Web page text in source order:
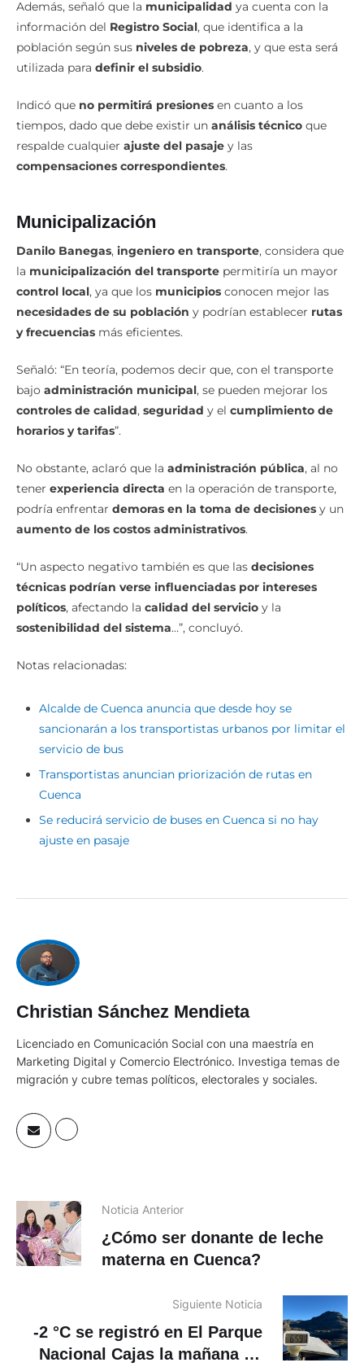
Además, señaló que la municipalidad ya cuenta con la
información del Registro Social, que identifica a la
población según sus niveles de pobreza, y que esta será
utilizada para definir el subsidio.
Indicó que no permitirá presiones en cuanto a los
tiempos, dado que debe existir un análisis técnico que
respalde cualquier ajuste del pasaje y las
compensaciones correspondientes.
Municipalización
Danilo Banegas, ingeniero en transporte, considera que
la municipalización del transporte permitiría un mayor
control local, ya que los municipios conocen mejor las
necesidades de su población y podrían establecer rutas
y frecuencias más eficientes.
Señaló: “En teoría, podemos decir que, con el transporte
bajo administración municipal, se pueden mejorar los
controles de calidad, seguridad y el cumplimiento de
horarios y tarifas”.
No obstante, aclaró que la administración pública, al no
tener experiencia directa en la operación de transporte,
podría enfrentar demoras en la toma de decisiones y un
aumento de los costos administrativos.
“Un aspecto negativo también es que las decisiones
técnicas podrían verse influenciadas por intereses
políticos, afectando la calidad del servicio y la
sostenibilidad del sistema…”, concluyó.
Notas relacionadas:
Alcalde de Cuenca anuncia que desde hoy se
sancionarán a los transportistas urbanos por limitar el
servicio de bus
Transportistas anuncian priorización de rutas en
Cuenca
Se reducirá servicio de buses en Cuenca si no hay
ajuste en pasaje
Christian Sánchez Mendieta
Licenciado en Comunicación Social con una maestría en
Marketing Digital y Comercio Electrónico. Investiga temas de
migración y cubre temas políticos, electorales y sociales.
Noticia Anterior
¿Cómo ser donante de leche
materna en Cuenca?
Siguiente Noticia
-2 °C se registró en El Parque
Nacional Cajas la mañana de